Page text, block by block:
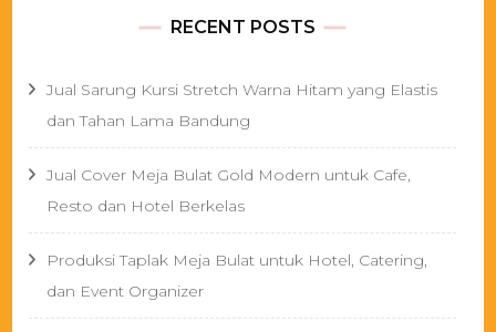
RECENT POSTS
Jual Sarung Kursi Stretch Warna Hitam yang Elastis
dan Tahan Lama Bandung
Jual Cover Meja Bulat Gold Modern untuk Cafe,
Resto dan Hotel Berkelas
Produksi Taplak Meja Bulat untuk Hotel, Catering,
dan Event Organizer